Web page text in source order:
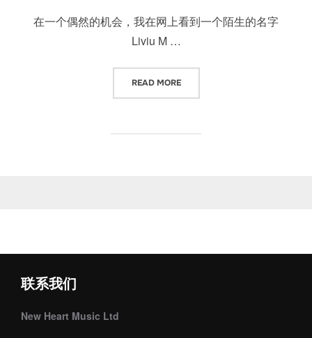
在一个偶然的机会，我在网上看到一个陌生的名字
Liviu M …
READ MORE“从艺术反思信仰”
联系我们
New Heart Music Ltd